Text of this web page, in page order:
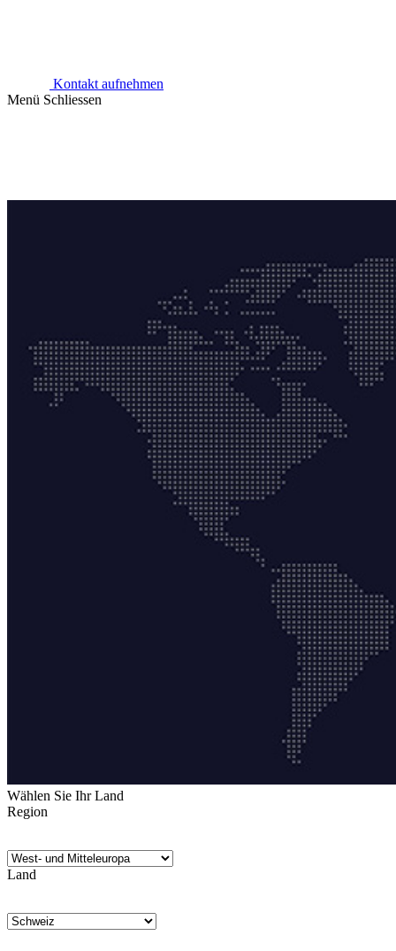
Kontakt aufnehmen
Menü Schliessen
Wählen Sie Ihr Land
Region
Land